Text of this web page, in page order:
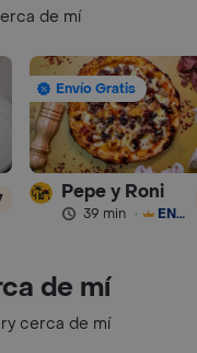
de mí
Envío Gratis
Pepe y Roni
39 min · ENVÍO GRATIS
de mí
cerca de mí